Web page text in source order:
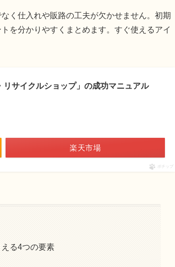
く仕入れや販路の工夫が欠かせません。初期
を分かりやすくまとめます。すぐ使えるアイ
サイクルショップ」の成功マニュアル
楽天市場
ポチップ
る4つの要素